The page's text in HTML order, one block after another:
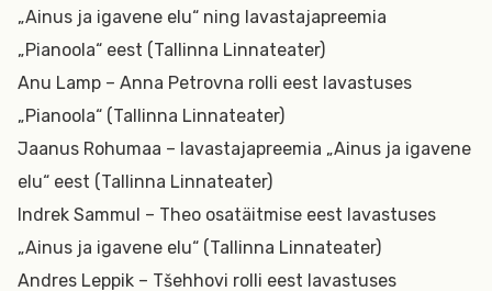
„Ainus ja igavene elu“ ning lavastajapreemia
„Pianoola“ eest (Tallinna Linnateater)
Anu Lamp – Anna Petrovna rolli eest lavastuses
„Pianoola“ (Tallinna Linnateater)
Jaanus Rohumaa – lavastajapreemia „Ainus ja igavene
elu“ eest (Tallinna Linnateater)
Indrek Sammul – Theo osatäitmise eest lavastuses
„Ainus ja igavene elu“ (Tallinna Linnateater)
Andres Leppik – Tšehhovi rolli eest lavastuses